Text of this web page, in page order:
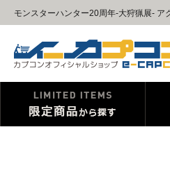
モンスターハンター20周年-大狩猟展- ア